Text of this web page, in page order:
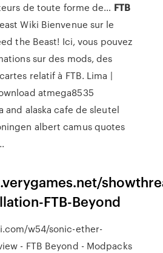
de toute forme de… FTB
Wiki Bienvenue sur le
the Beast! Ici, vous pouvez
sur des mods, des
relatif à FTB. Lima |
atmega8535
and alaska cafe de sleutel
albert camus quotes
FTB-Beyond
w54/sonic-ether-
- FTB Beyond - Modpacks